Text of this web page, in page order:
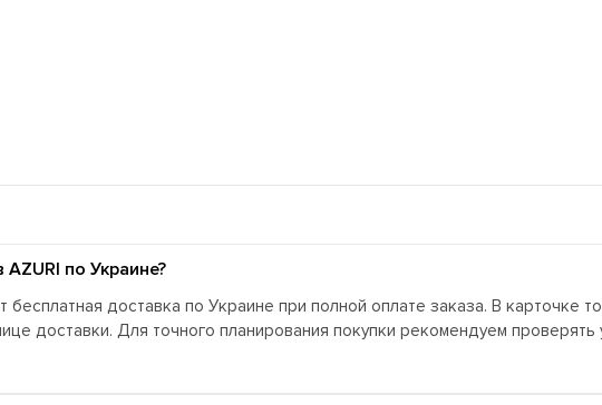
по Украине?
бесплатная доставка по Украине при полной оплате заказа. В
доставки. Для точного планирования покупки рекомендуем